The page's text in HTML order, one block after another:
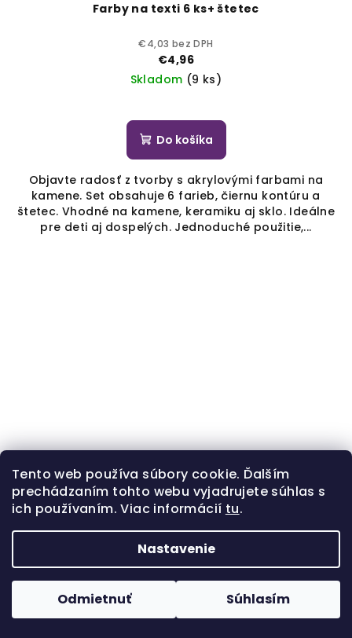
Tento web používa súbory cookie. Ďalším
prechádzaním tohto webu vyjadrujete súhlas s
ich používaním. Viac informácií tu.
Nastavenie
Odmietnuť Súhlasím
Farby na texti 6 ks+ štetec
€4,03 bez DPH
€4,96
Skladom (9 ks)
Do košíka
Objavte radosť z tvorby s akrylovými farbami na
kamene. Set obsahuje 6 farieb, čiernu kontúru a
štetec. Vhodné na kamene, keramiku aj sklo. Ideálne
pre deti aj dospelých. Jednoduché použitie,...
Vyprateľné fixky na textil 6 ks | Kreatívne tvorenie
€3,23 bez DPH